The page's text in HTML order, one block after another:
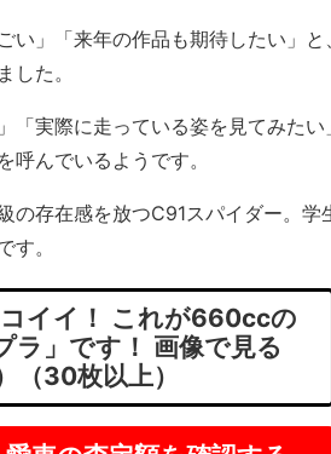
」「来年の作品も期待したい」と
した。
実際に走っている姿を見てみたい
呼んでいるようです。
存在感を放つC91スパイダー。学
す。
イイ！ これが660ccの
ラ」です！ 画像で見る
（30枚以上）